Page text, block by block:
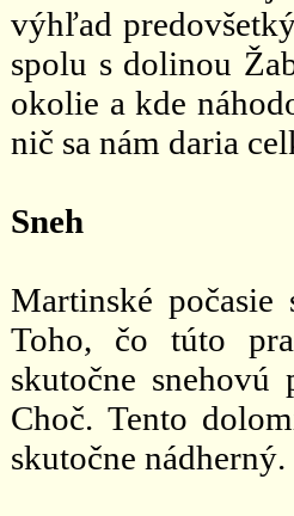
výhľad
spolu s dolinou
okolie a kde
nič sa nám daria
Sneh
Martinské
Toho, čo túto
skutočne
Choč. Tento
skutočne nádherný.